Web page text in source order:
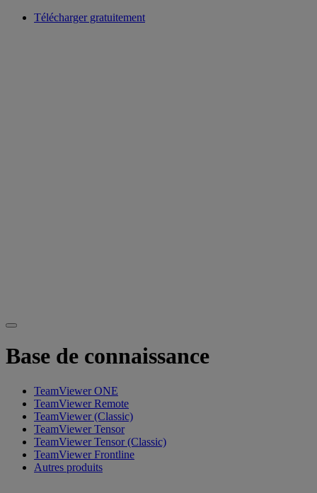
Télécharger gratuitement
Base de connaissance
TeamViewer ONE
TeamViewer Remote
TeamViewer (Classic)
TeamViewer Tensor
TeamViewer Tensor (Classic)
TeamViewer Frontline
Autres produits